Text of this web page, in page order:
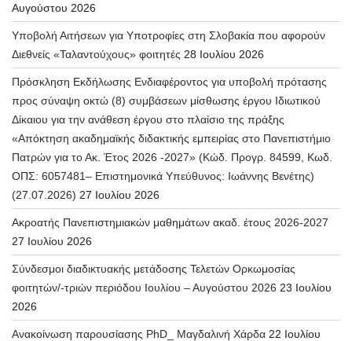
Αυγούστου 2026
Υποβολή Αιτήσεων για Υποτροφίες στη Σλοβακία που αφορούν
Διεθνείς «Ταλαντούχους» φοιτητές 28 Ιουλίου 2026
Πρόσκληση Εκδήλωσης Ενδιαφέροντος για υποβολή πρότασης
προς σύναψη οκτώ (8) συμβάσεων μίσθωσης έργου Ιδιωτικού
Δίκαιου για την ανάθεση έργου στο πλαίσιο της πράξης
«Απόκτηση ακαδημαϊκής διδακτικής εμπειρίας στο Πανεπιστήμιο
Πατρών για το Ακ. Έτος 2026 -2027» (Κώδ. Προγρ. 84599, Κωδ.
ΟΠΣ: 6057481– Επιστημονικά Υπεύθυνος: Ιωάννης Βενέτης)
(27.07.2026) 27 Ιουλίου 2026
Ακροατής Πανεπιστημιακών μαθημάτων ακαδ. έτους 2026-2027
27 Ιουλίου 2026
Σύνδεσμοι διαδικτυακής μετάδοσης Τελετών Ορκωμοσίας
φοιτητών/-τριών περιόδου Ιουλίου – Αυγούστου 2026 23 Ιουλίου
2026
Ανακοίνωση παρουσίασης PhD_ Μαγδαλινή Χάρδα 22 Ιουλίου